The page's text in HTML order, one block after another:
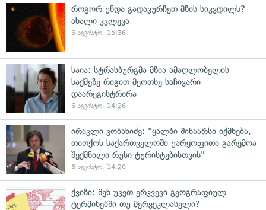
როგორ უნდა გადავურჩეთ მზის სიკვდილს? —
ახალი კვლევა
6 აგვისტო, 15:36
საია: სტრასბურგმა მზია ამაღლობელის
საქმეზე რიგით მეოთხე საჩივარი
დაარეგისტრირა
6 აგვისტო, 14:26
ირაკლი კობახიძე: "ყალბი შინაარსი იქმნება,
თითქოს საქართველოში უარყოფითი გარემოა
შექმნილი რუსი ტურისტებისთვის"
6 აგვისტო, 14:20
ქვიზი: შენ უკეთ ერკვევი გეოგრაფიულ
ტერმინებში თუ მერვეკლასელი?